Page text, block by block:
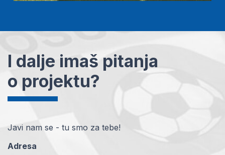
I dalje imaš pitanja
o projektu?
Javi nam se - tu smo za tebe!
Adresa